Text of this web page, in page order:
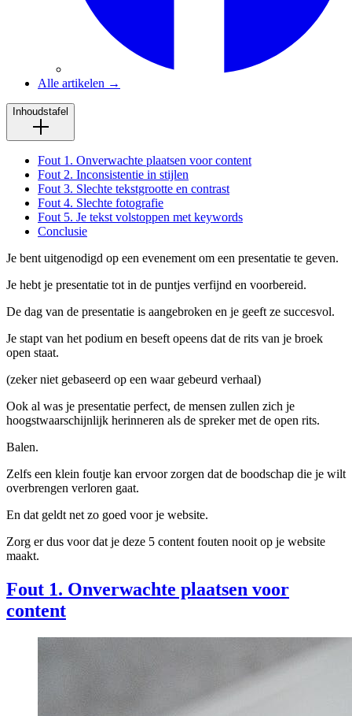
Alle artikelen →
Inhoudstafel
Fout 1. Onverwachte plaatsen voor content
Fout 2. Inconsistentie in stijlen
Fout 3. Slechte tekstgrootte en contrast
Fout 4. Slechte fotografie
Fout 5. Je tekst volstoppen met keywords
Conclusie
Je bent uitgenodigd op een evenement om een presentatie te geven.
Je hebt je presentatie tot in de puntjes verfijnd en voorbereid.
De dag van de presentatie is aangebroken en je geeft ze succesvol.
Je stapt van het podium en beseft opeens dat de rits van je broek
open staat.
(zeker niet gebaseerd op een waar gebeurd verhaal)
Ook al was je presentatie perfect, de mensen zullen zich je
hoogstwaarschijnlijk herinneren als de spreker met de open rits.
Balen.
Zelfs een klein foutje kan ervoor zorgen dat de boodschap die je wilt
overbrengen verloren gaat.
En dat geldt net zo goed voor je website.
Zorg er dus voor dat je deze 5 content fouten nooit op je website
maakt.
Fout 1. Onverwachte plaatsen voor
content